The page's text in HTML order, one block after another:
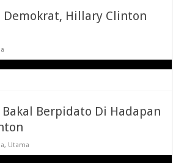
Demokrat, Hillary Clinton
Berpidato Di Hadapan
, Utama